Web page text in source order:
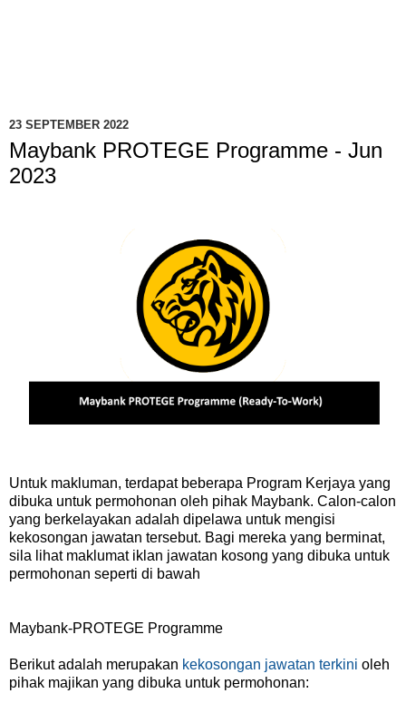
23 SEPTEMBER 2022
Maybank PROTEGE Programme - Jun
2023
Untuk makluman, terdapat beberapa Program Kerjaya yang
dibuka untuk permohonan oleh pihak Maybank. Calon-calon
yang berkelayakan adalah dipelawa untuk mengisi
kekosongan jawatan tersebut. Bagi mereka yang berminat,
sila lihat maklumat iklan jawatan kosong yang dibuka untuk
permohonan seperti di bawah
Maybank-PROTEGE Programme
Berikut adalah merupakan kekosongan jawatan terkini oleh
pihak majikan yang dibuka untuk permohonan: